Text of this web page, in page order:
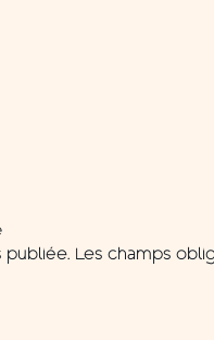
publiée. Les champs